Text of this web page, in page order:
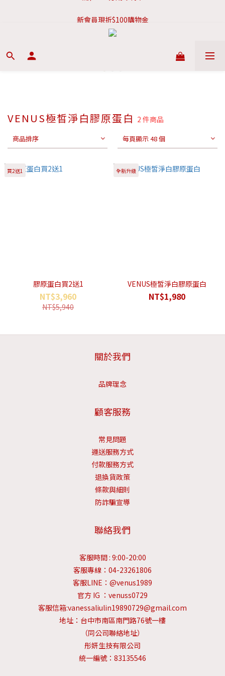
新會員現折$100購物金
VENUS極皙淨白膠原蛋白 2 件商品
商品排序 每頁顯示 48 個
買2送1
膠原蛋白買2送1
NT$3,960
NT$5,940
全新升級
VENUS極皙淨白膠原蛋白
NT$1,980
關於我們
品牌理念
顧客服務
常見問題
運送服務方式
付款服務方式
退換貨政策
條款與細則
防詐騙宣導
聯絡我們
客服時間 : 9:00-20:00
客服專線：04-23261806
客服LINE：@venus1989
官方 IG ：venuss0729
客服信箱:vanessaliulin19890729@gmail.com
地址：台中市南區南門路76號一樓
（同公司聯絡地址）
彤妍生技有限公司
統一編號：83135546